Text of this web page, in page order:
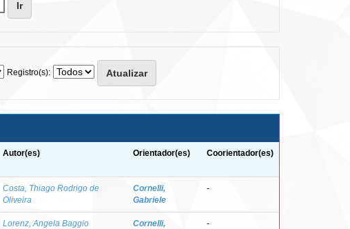
Registro(s):
Autor(es) Orientador(es) Coorientador(es)
Costa, Thiago Rodrigo de
Oliveira
Cornelli,
Gabriele
-
Lorenz, Angela Baggio
Cornelli,
-